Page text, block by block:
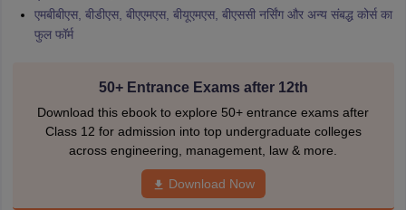
एमबीबीएस, बीडीएस, बीएएमएस, बीयूएमएस, बीएससी नर्सिंग और अन्य संबद्ध कोर्स का
फुल फॉर्म
50+ Entrance Exams after 12th
Download this ebook to explore 50+ entrance exams after
Class 12 for admission into top undergraduate colleges
across engineering, management, law & more.
Download Now